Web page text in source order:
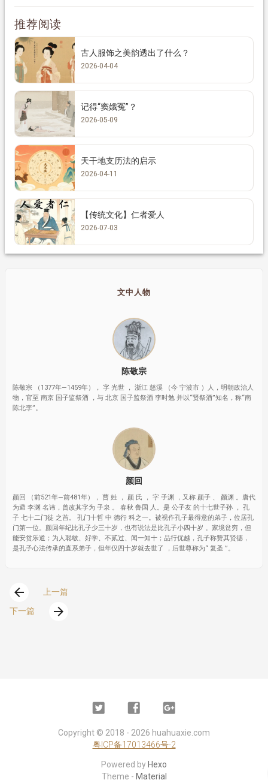
推荐阅读
古人服饰之美韵透出了什么？
2026-04-04
记得“窦娥冤”？
2026-05-09
天干地支历法的启示
2026-04-11
【传统文化】仁者爱人
2026-07-03
文中人物
陈敬宗
陈敬宗 （1377年—1459年）， 字 光世 ， 浙江 慈溪 （今 宁波市 ）人，明朝政治人
物，官至 南京 国子监祭酒 ，与 北京 国子监祭酒 李时勉 并以“贤祭酒”知名，称“南
陈北李”。
颜回
颜回 （前521年—前481年）， 曹 姓 ， 颜 氏 ， 字 子渊 ，又称 颜子 、 颜渊 。唐代
为避 李渊 名讳，曾改其字为 子泉 。 春秋 鲁国 人。是 公子友 的十七世子孙 ， 孔
子 七十二门徒 之首。 孔门十哲 中 德行 科之一。被视作孔子最得意的弟子，位居孔
门第一位。颜回年纪比孔子少三十岁，也有说法是比孔子小四十岁 。家境贫穷，但
能安贫乐道；为人聪敏、好学、不贰过、闻一知十；品行优越，孔子称赞其贤德，
是孔子心法传承的直系弟子，但年仅四十岁就去世了 ，后世尊称为“ 复圣 ”。
arrow_back
上一篇
下一篇
arrow_forward
Twitter FacebookGoogle
Copyright © 2018 - 2026 huahuaxie.com
粤ICP备17013466号-2
Powered by Hexo
Theme - Material